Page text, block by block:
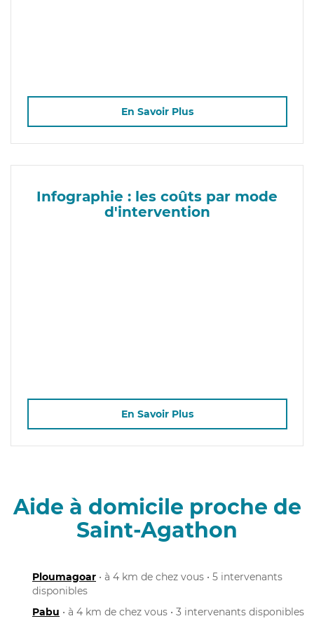
En Savoir Plus
Infographie : les coûts par mode
d'intervention
En Savoir Plus
Aide à domicile proche de
Saint-Agathon
Ploumagoar • à 4 km de chez vous • 5 intervenants
disponibles
Pabu • à 4 km de chez vous • 3 intervenants disponibles